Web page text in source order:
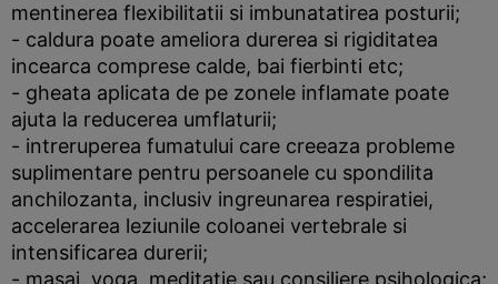
mentinerea flexibilitatii si imbunatatirea posturii;
- caldura poate ameliora durerea si rigiditatea
incearca comprese calde, bai fierbinti etc;
- gheata aplicata de pe zonele inflamate poate
ajuta la reducerea umflaturii;
- intreruperea fumatului care creeaza probleme
suplimentare pentru persoanele cu spondilita
anchilozanta, inclusiv ingreunarea respiratiei,
accelerarea leziunile coloanei vertebrale si
intensificarea durerii;
- masaj, yoga, meditatie sau consiliere psihologica;